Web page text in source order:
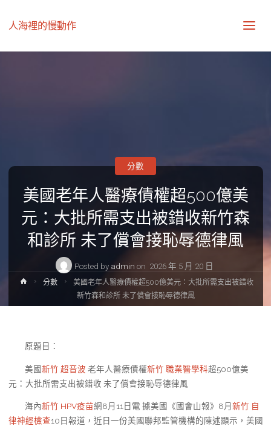
人海裡的慢動作
美國老年人醫療債權超500億美
元：大批所需支出被錯收新竹森
和診所 未了償會接恥辱德律風
Posted by admin on 2026 年 5 月 20 日
分數
Home分數
美國老年人醫療債權超500億美元：大批所需支出被錯收
新竹森和診所 未了償會接恥辱德律風
原題目：
美國新竹 超音波 老年人醫療債權新竹 職業醫學科超500億美
元：大批所需支出被錯收 未了償會接恥辱德律風
海內新竹 HPV疫苗網8月11日電 據美國《國會山報》8月 新竹 自
律神經檢查10日報道，近日一份美國聯邦監管機構的陳述顯示，美國